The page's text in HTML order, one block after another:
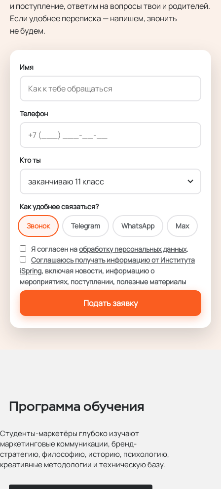
и поступление, ответим на вопросы твои и родителей.
Если удобнее переписка — напишем, звонить
не будем.
Имя
Телефон
Кто ты
Как удобнее связаться?
Звонок Telegram WhatsApp Max
Я согласен наобработку персональных данных.
Соглашаюсь получать информацию от Института
iSpring, включая новости, информацию о
мероприятиях, поступлении, полезные материалы
Подать заявку
Программа обучения
Студенты-маркетёры глубоко изучают
маркетинговые коммуникации, бренд-
стратегию, философию, историю, психологию,
креативные методологии и техническую базу.